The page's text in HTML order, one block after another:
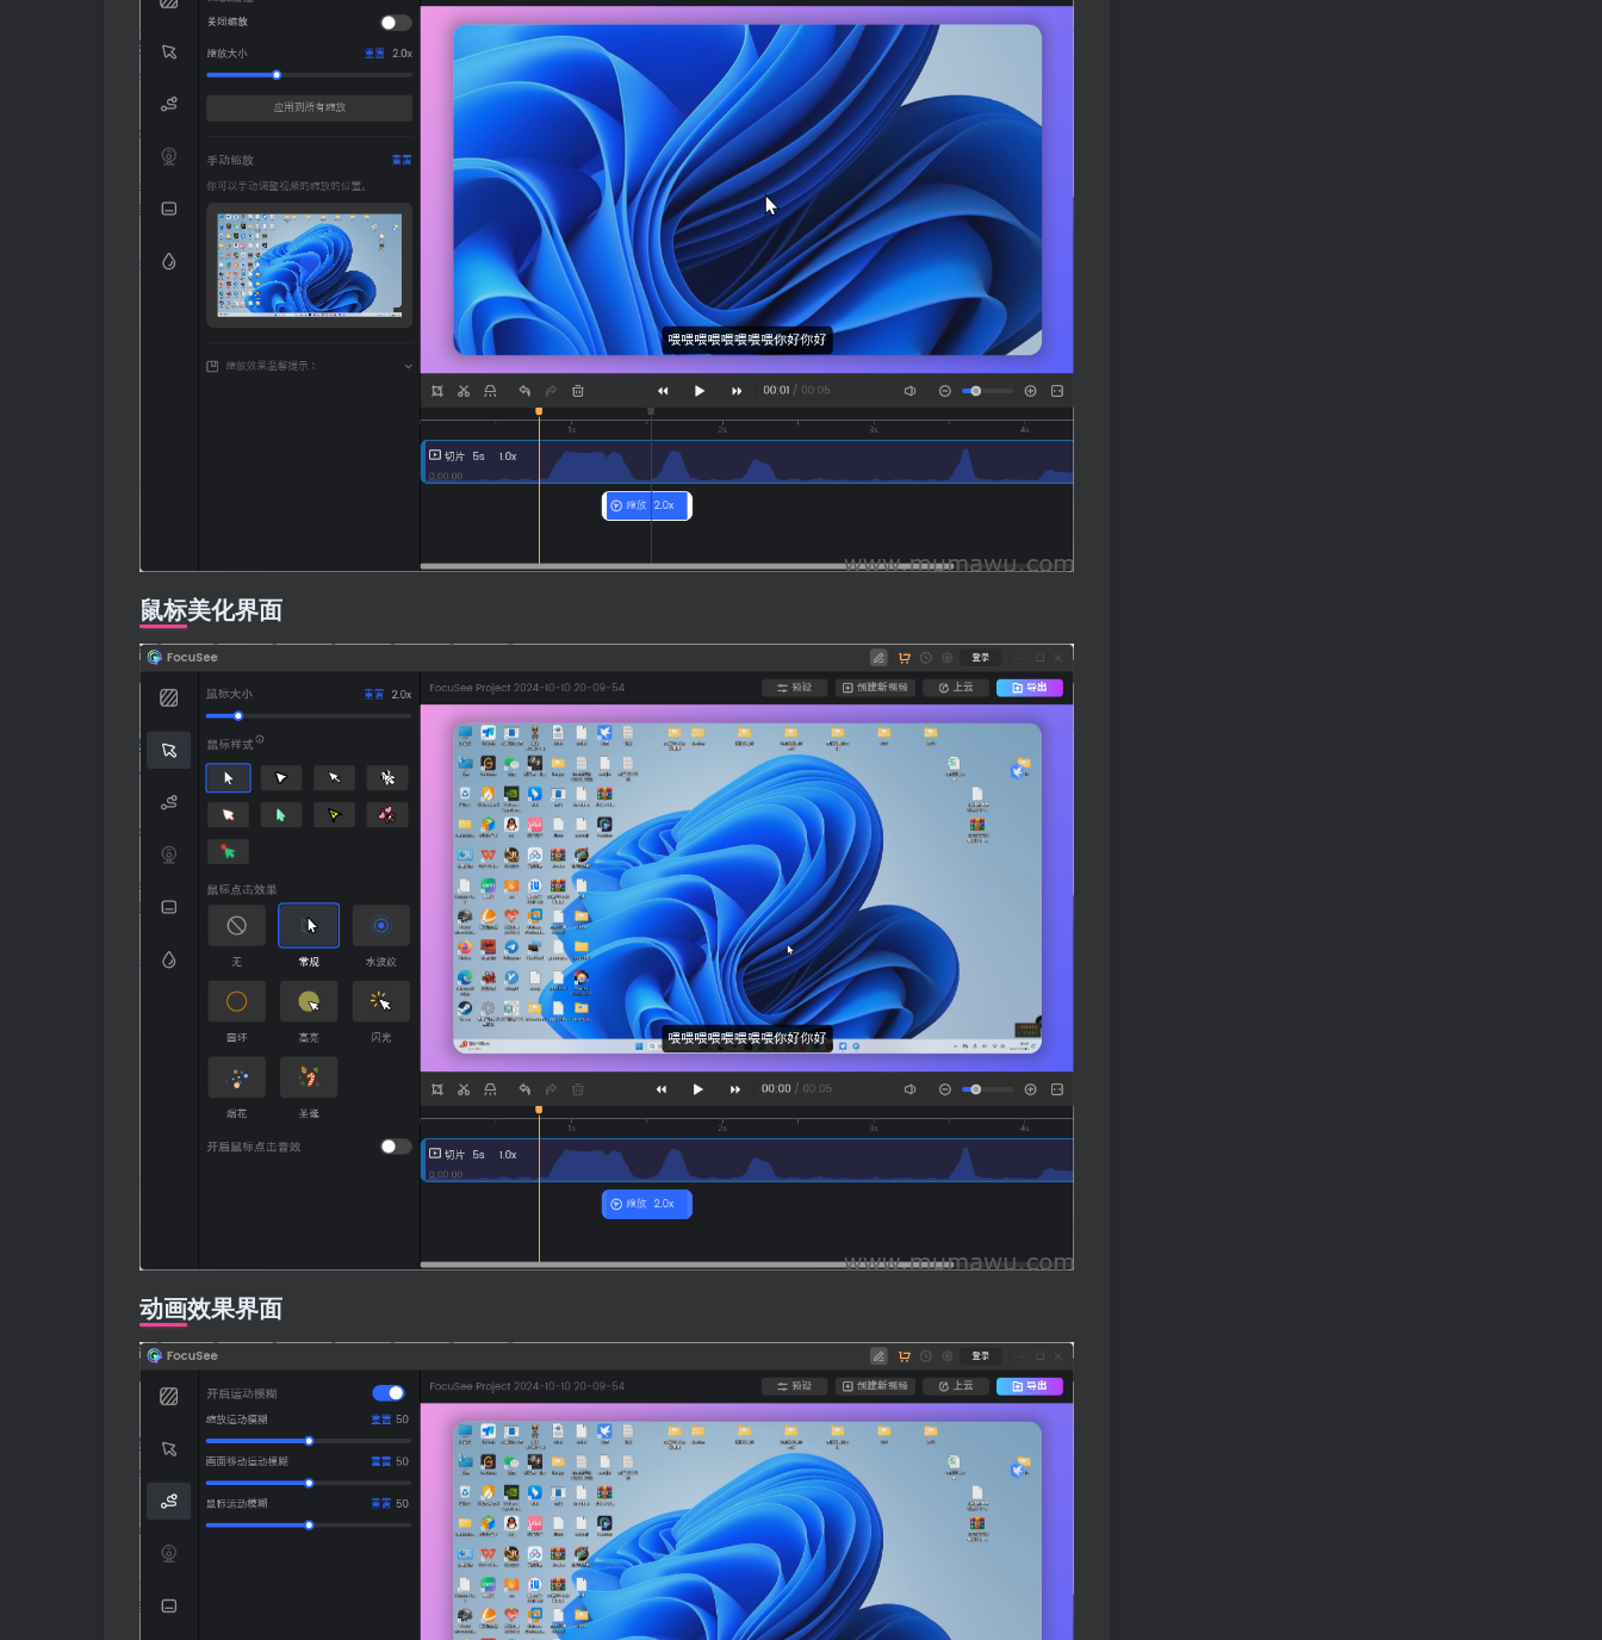
鼠标美化界面
动画效果界面